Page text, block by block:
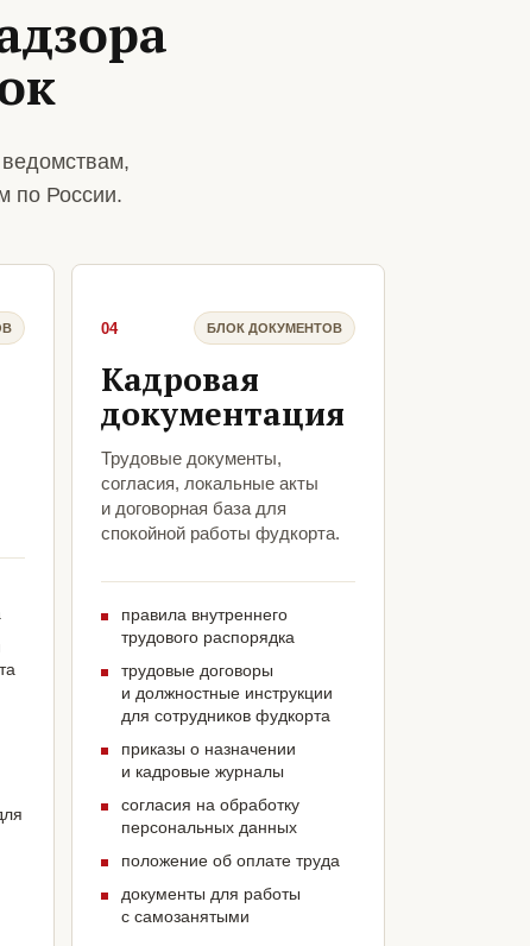
по России.
04 БЛОК ДОКУМЕНТОВ
Кадровая
документация
Трудовые документы,
согласия, локальные акты
и договорная база для
спокойной работы фудкорта.
правила внутреннего
трудового распорядка
трудовые договоры
и должностные инструкции
для сотрудников фудкорта
приказы о назначении
и кадровые журналы
согласия на обработку
персональных данных
положение об оплате труда
документы для работы
с самозанятыми